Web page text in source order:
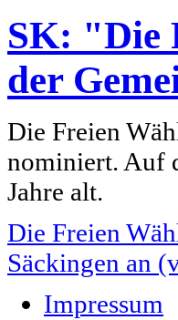
SK: "Die
der
Die Freien
nominiert. Auf
Jahre alt.
Die Freien
Säckingen an
Impressum